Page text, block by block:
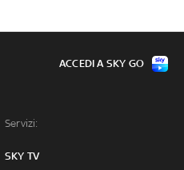
Servizi:
SKY TV
ACCEDI A SKY GO